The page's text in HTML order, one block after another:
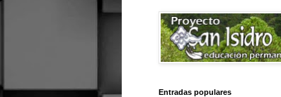
Entradas populares